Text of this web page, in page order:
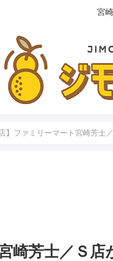
宮
店】ファミリーマート宮崎芳士
崎芳士／Ｓ